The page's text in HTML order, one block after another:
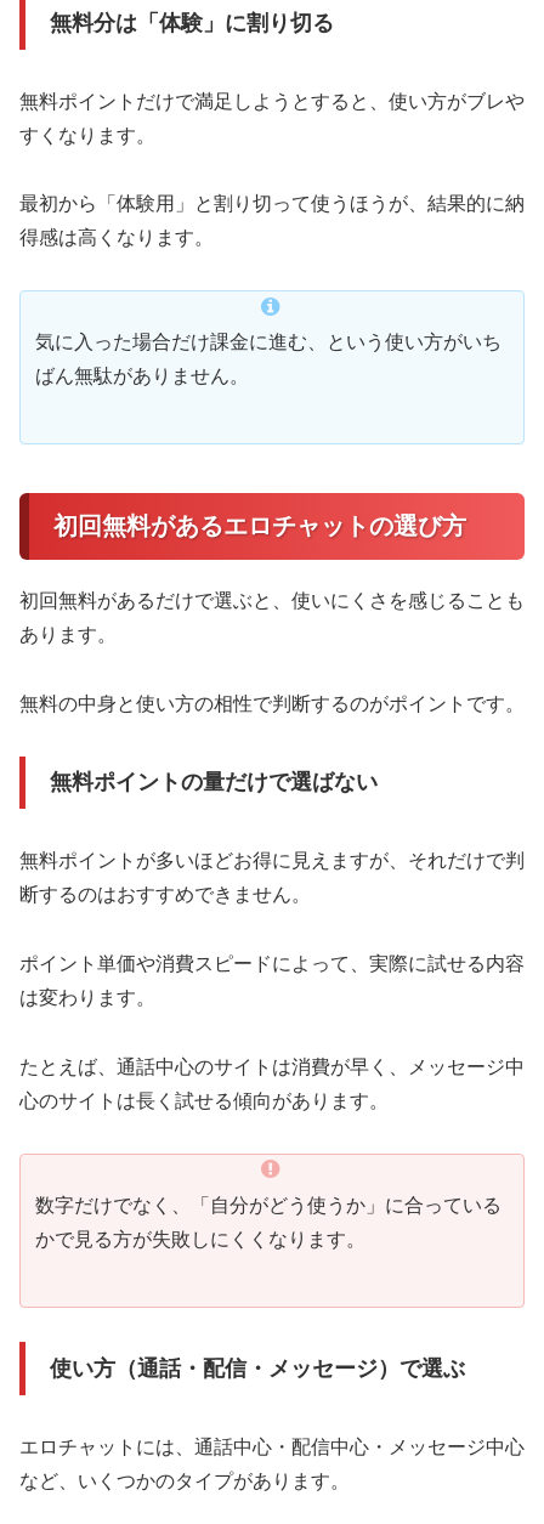
無料分は「体験」に割り切る
無料ポイントだけで満足しようとすると、使い方がブレや
すくなります。
最初から「体験用」と割り切って使うほうが、結果的に納
得感は高くなります。
気に入った場合だけ課金に進む、という使い方がいち
ばん無駄がありません。
初回無料があるエロチャットの選び方
初回無料があるだけで選ぶと、使いにくさを感じることも
あります。
無料の中身と使い方の相性で判断するのがポイントです。
無料ポイントの量だけで選ばない
無料ポイントが多いほどお得に見えますが、それだけで判
断するのはおすすめできません。
ポイント単価や消費スピードによって、実際に試せる内容
は変わります。
たとえば、通話中心のサイトは消費が早く、メッセージ中
心のサイトは長く試せる傾向があります。
数字だけでなく、「自分がどう使うか」に合っている
かで見る方が失敗しにくくなります。
使い方（通話・配信・メッセージ）で選ぶ
エロチャットには、通話中心・配信中心・メッセージ中心
など、いくつかのタイプがあります。